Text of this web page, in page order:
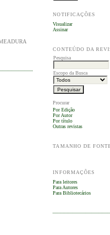
NOTIFICAÇÕES
Visualizar
Assinar
CONTEÚDO DA
Pesquisa
Escopo da Busca
Procurar
Por Edição
Por Autor
Por título
Outras revistas
TAMANHO DE
INFORMAÇÕES
Para leitores
Para Autores
Para Bibliotecários